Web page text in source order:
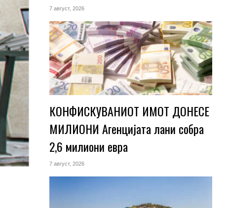
7 август, 2026
КОНФИСКУВАНИОТ ИМОТ ДОНЕСЕ
МИЛИОНИ Агенцијата лани собра
2,6 милиони евра
7 август, 2026